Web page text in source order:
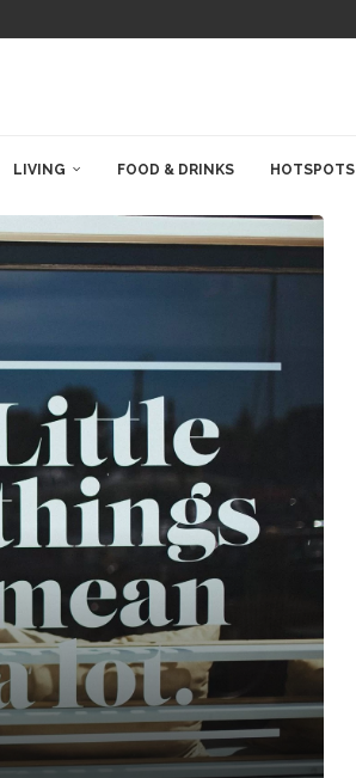
LIVING FOOD & DRINKS HOTSPOTS